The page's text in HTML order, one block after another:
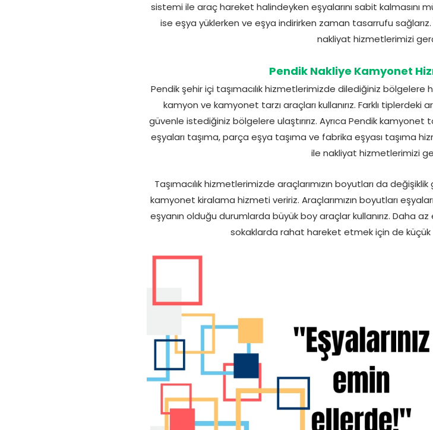
sistemi ile araç hareket halindeyken eşyalarını sabit kalmasını
ise eşya yüklerken ve eşya indirirken zaman tasarrufu
nakliyat hizmetlerimizi
Pendik Nakliye Kamyonet
Pendik şehir içi taşımacılık hizmetlerimizde dilediğiniz bölgelere
kamyon ve kamyonet tarzı araçları kullanırız. Farklı
güvenle istediğiniz bölgelere ulaştırırız. Ayrıca Pendik kamyonet
eşyaları taşıma, parça eşya taşıma ve fabrika eşyası taşıma
ile nakliyat hizmetlerimizi
Taşımacılık hizmetlerimizde araçlarımızın boyutları da
kamyonet kiralama hizmeti veririz. Araçlarımızın boyutları
eşyanın olduğu durumlarda büyük boy araçlar kullanırız. Daha az
sokaklarda rahat hareket etmek için de küçük